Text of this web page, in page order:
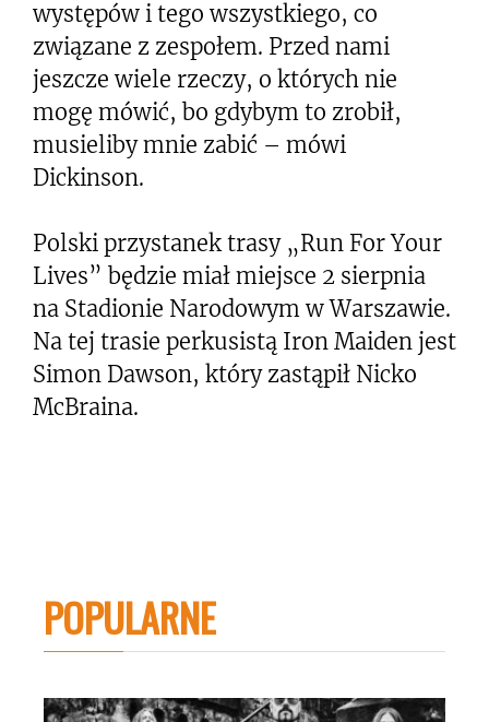
występów i tego wszystkiego, co
związane z zespołem. Przed nami
jeszcze wiele rzeczy, o których nie
mogę mówić, bo gdybym to zrobił,
musieliby mnie zabić – mówi
Dickinson.
Polski przystanek trasy „Run For Your
Lives” będzie miał miejsce 2 sierpnia
na Stadionie Narodowym w Warszawie.
Na tej trasie perkusistą Iron Maiden jest
Simon Dawson, który zastąpił Nicko
McBraina.
POPULARNE